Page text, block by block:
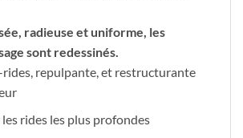
radieuse et uniforme, les
sont redessinés.
repulpante, et restructurante
les rides les plus profondes